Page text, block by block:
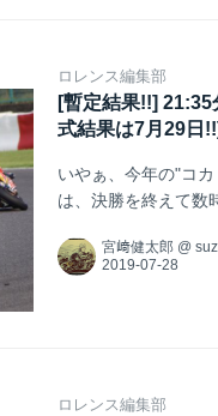
ロレンス編集部
[暫定結果!!]
式結果は7月29日
いやぁ、今年の"コ
は、決勝を終えて数
宮﨑健太郎 @
ロレンス編集部